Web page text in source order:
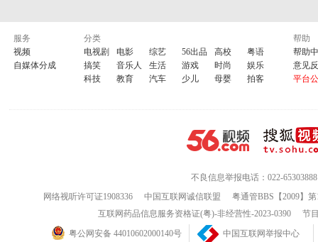
服务
视频
自媒体分成
分类
电视剧
电影 综艺 56出品 高校
粤语
搞笑
音乐人 生活 游戏 时尚
娱乐
科技
教育 汽车 少儿 母婴 拍客
帮助
帮助
意见
平台
不良信息举报电话：022-65303888
网络视听许可证1908336
中国互联网诚信联盟
粤通管BBS【2009】
互联网药品信息服务资格证(粤)-非经营性-2023-0390
节
粤公网安备 44010602000140号
中国互联网举报中心